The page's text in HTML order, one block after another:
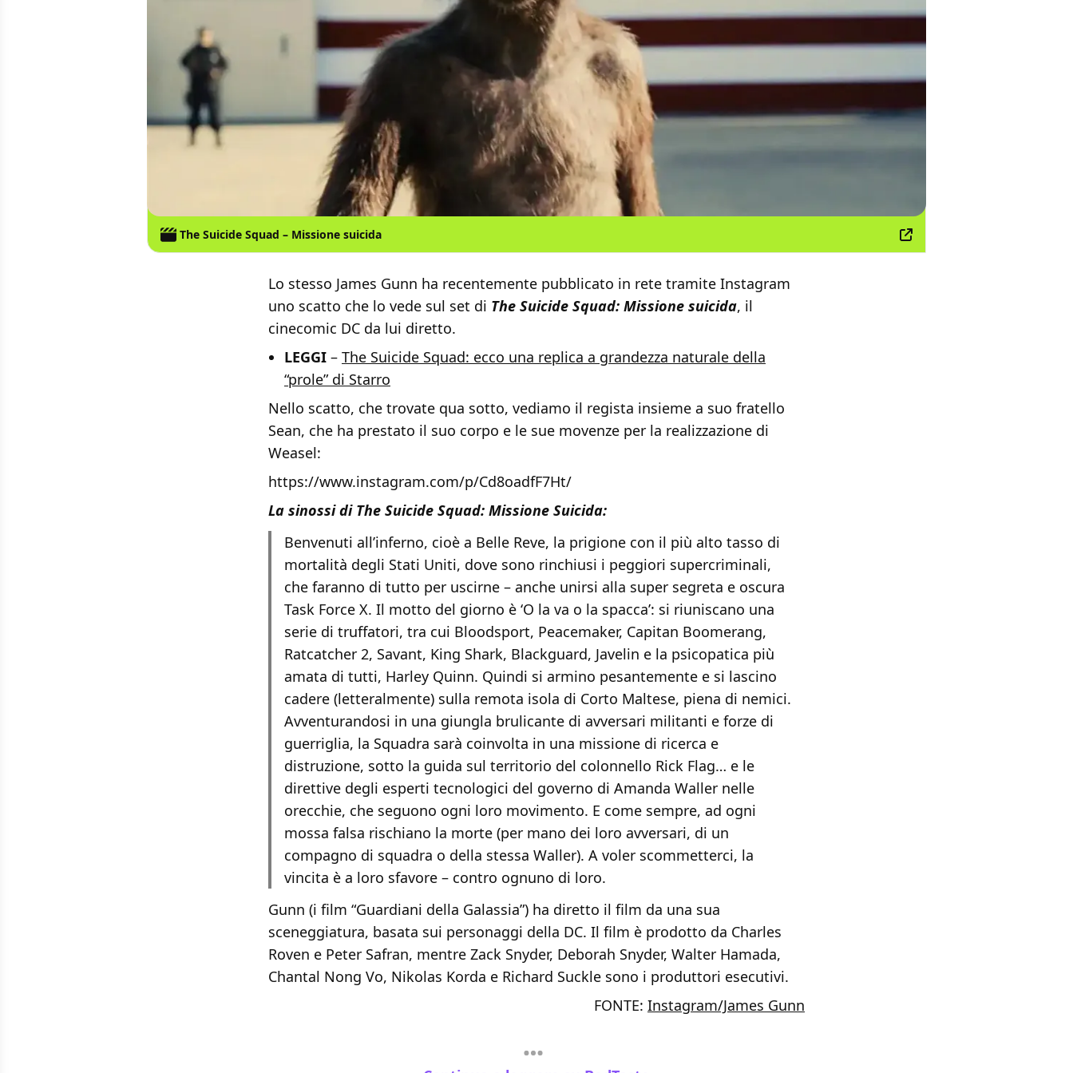
The Suicide Squad – Missione suicida
Lo stesso James Gunn ha recentemente pubblicato in rete tramite Instagram
uno scatto che lo vede sul set di The Suicide Squad: Missione suicida, il
cinecomic DC da lui diretto.
LEGGI – The Suicide Squad: ecco una replica a grandezza naturale della
“prole” di Starro
Nello scatto, che trovate qua sotto, vediamo il regista insieme a suo fratello
Sean, che ha prestato il suo corpo e le sue movenze per la realizzazione di
Weasel:
https://www.instagram.com/p/Cd8oadfF7Ht/
La sinossi di The Suicide Squad: Missione Suicida:
Benvenuti all’inferno, cioè a Belle Reve, la prigione con il più alto tasso di
mortalità degli Stati Uniti, dove sono rinchiusi i peggiori supercriminali,
che faranno di tutto per uscirne – anche unirsi alla super segreta e oscura
Task Force X. Il motto del giorno è ‘O la va o la spacca’: si riuniscano una
serie di truffatori, tra cui Bloodsport, Peacemaker, Capitan Boomerang,
Ratcatcher 2, Savant, King Shark, Blackguard, Javelin e la psicopatica più
amata di tutti, Harley Quinn. Quindi si armino pesantemente e si lascino
cadere (letteralmente) sulla remota isola di Corto Maltese, piena di nemici.
Avventurandosi in una giungla brulicante di avversari militanti e forze di
guerriglia, la Squadra sarà coinvolta in una missione di ricerca e
distruzione, sotto la guida sul territorio del colonnello Rick Flag… e le
direttive degli esperti tecnologici del governo di Amanda Waller nelle
orecchie, che seguono ogni loro movimento. E come sempre, ad ogni
mossa falsa rischiano la morte (per mano dei loro avversari, di un
compagno di squadra o della stessa Waller). A voler scommetterci, la
vincita è a loro sfavore – contro ognuno di loro.
Gunn (i film “Guardiani della Galassia”) ha diretto il film da una sua
sceneggiatura, basata sui personaggi della DC. Il film è prodotto da Charles
Roven e Peter Safran, mentre Zack Snyder, Deborah Snyder, Walter Hamada,
Chantal Nong Vo, Nikolas Korda e Richard Suckle sono i produttori esecutivi.
FONTE: Instagram/James Gunn